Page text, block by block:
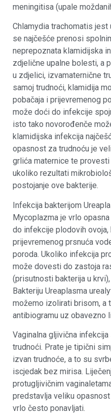
meningitisa (upale
Chlamydia trachomatis jest
se najčešće prenosi
neprepoznata klamidijska
zdjelične upalne bolesti, a
u zdjelici, izvamaternične
samoj trudnoći, klamidija
pobačaja i prijevremenog
može doći do infekcije
isto tako novorođenče
klamidijska infekcija
opasnost za trudnoću je
grlića maternice te
ukoliko rezultati
postojanje ove bakterije.
Infekcija bakterijom
Mycoplazma je vrlo
do infekcije plodovih
prijevremenog prsnuća
poroda. Ukoliko infekcija
može dovesti do zastoja
(prisutnosti bakterija u
Bakteriju Ureaplasma
možemo izolirati brisom, a
antibiogramu uz obavezno
Vaginalna gljivična
trudnoći. Prate je tipični
izvan trudnoće, a to su
iscjedak bez mirisa.
protugljivičnim
predstavlja veliku
vrlo često ponavljati.